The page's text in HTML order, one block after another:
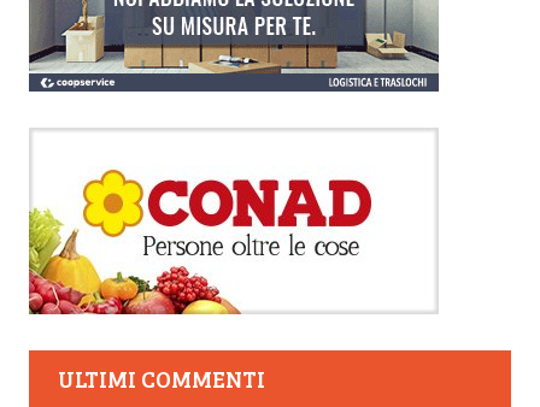
ULTIMI COMMENTI